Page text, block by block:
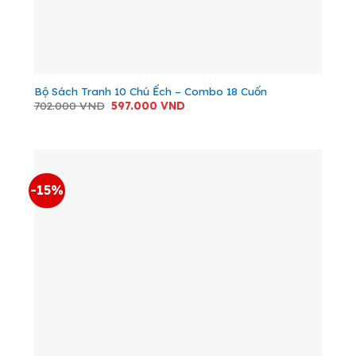
Bộ Sách Tranh 10 Chú Ếch – Combo 18 Cuốn
702.000VND Giá
597.000 VNDGiá
-15%